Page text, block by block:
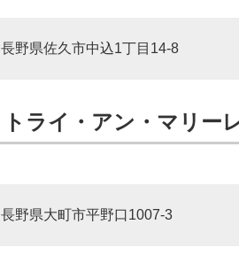
野県佐久市中込1丁目14-8
ライ・アン・マリー
野県大町市平野口1007-3